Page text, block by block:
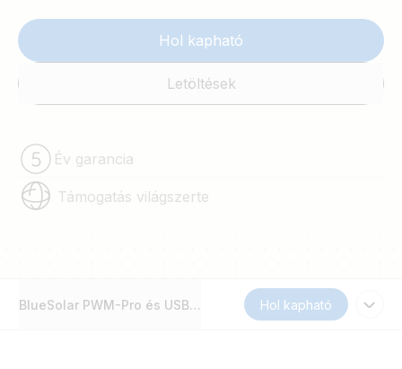
Hol kapható
Letöltések
Év garancia
Támogatás világszerte
BlueSolar PWM-Pro és USB közötti interfészkábel
Hol kapható